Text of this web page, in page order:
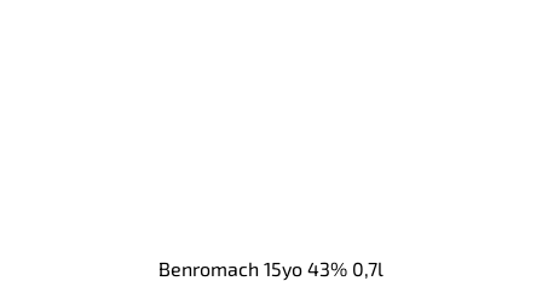
Benromach 15yo 43% 0,7l